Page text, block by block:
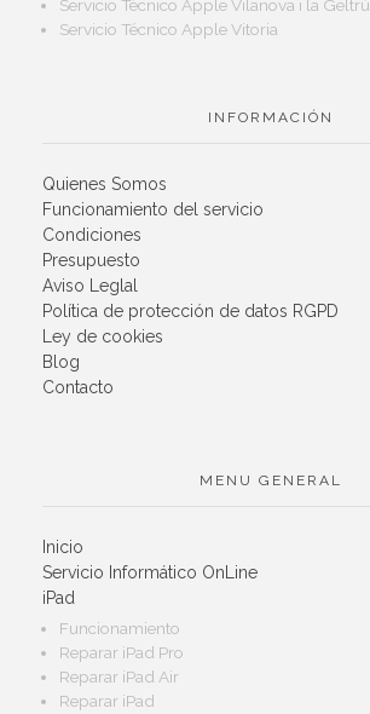
Servicio Técnico Apple Vilanova i la Geltrú
Servicio Técnico Apple Vitoria
INFORMACIÓN
Quienes Somos
Funcionamiento del servicio
Condiciones
Presupuesto
Aviso Leglal
Política de protección de datos RGPD
Ley de cookies
Blog
Contacto
MENU GENERAL
Inicio
Servicio Informático OnLine
iPad
Funcionamiento
Reparar iPad Pro
Reparar iPad Air
Reparar iPad